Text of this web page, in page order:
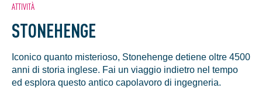
ATTIVITÀ
STONEHENGE
Iconico quanto misterioso, Stonehenge detiene oltre 4500
anni di storia inglese. Fai un viaggio indietro nel tempo
ed esplora questo antico capolavoro di ingegneria.